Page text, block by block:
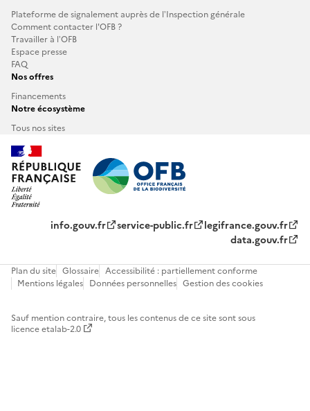
Plateforme de signalement auprès de l’Inspection générale
Comment contacter l'OFB ?
Travailler à l’OFB
Espace presse
FAQ
Nos offres
Financements
Notre écosystème
Tous nos sites
info.gouv.fr service-public.fr
legifrance.gouv.fr
data.gouv.fr
Plan du site Glossaire Accessibilité : partiellement conforme
Mentions légales Données personnelles Gestion des cookies
Sauf mention contraire, tous les contenus de ce site sont sous
licence etalab-2.0